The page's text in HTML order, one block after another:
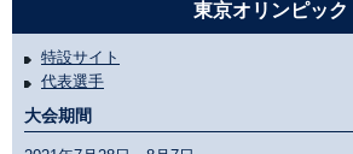
東京オリンピック
特設サイト
代表選手
大会期間